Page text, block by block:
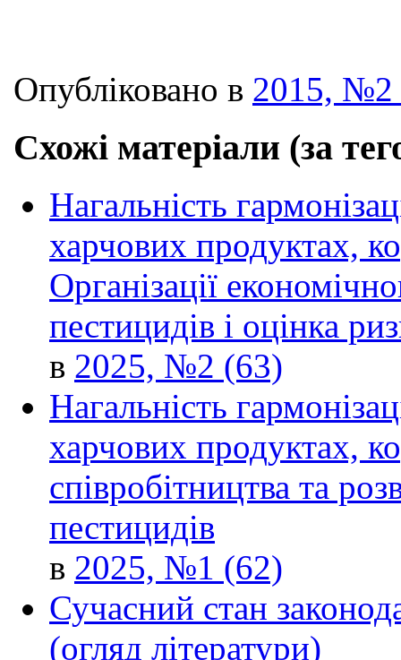
Опубліковано в 2015, №2
Схожі матеріали (за
Нагальність
харчових продуктах,
Організації
пестицидів і оцінка
в 2025, №2 (63)
Нагальність
харчових продуктах,
співробітництва та
пестицидів
в 2025, №1 (62)
Сучасний стан
(огляд літератури)